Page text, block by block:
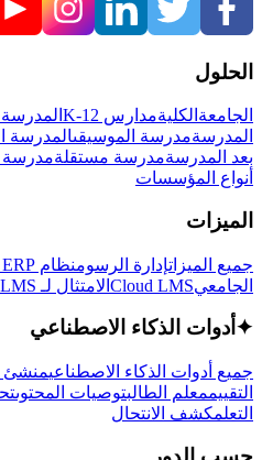
الحلول
الجامعة الكليةمدارس K-12 المدرسة
المدرسةمدرسة الموسيقىالمدرسة
بعد المدرسةمدرسة مستقلةمدرسة
أنواع المؤسسات
الميزات
جميع الميزاتإدارة الرسومنظام ERP التعليمي
الجامعيCloud LMS الامتثال لـ FERPA LMS
✦ أدوات الذكاء الاصطناعي
جميع أدوات الذكاء الاصطناعيمنشئ
التقييممعلم الطالبتوصيات المحتوى
التعلمكشف الانتحال